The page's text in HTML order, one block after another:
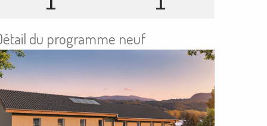
du programme neuf